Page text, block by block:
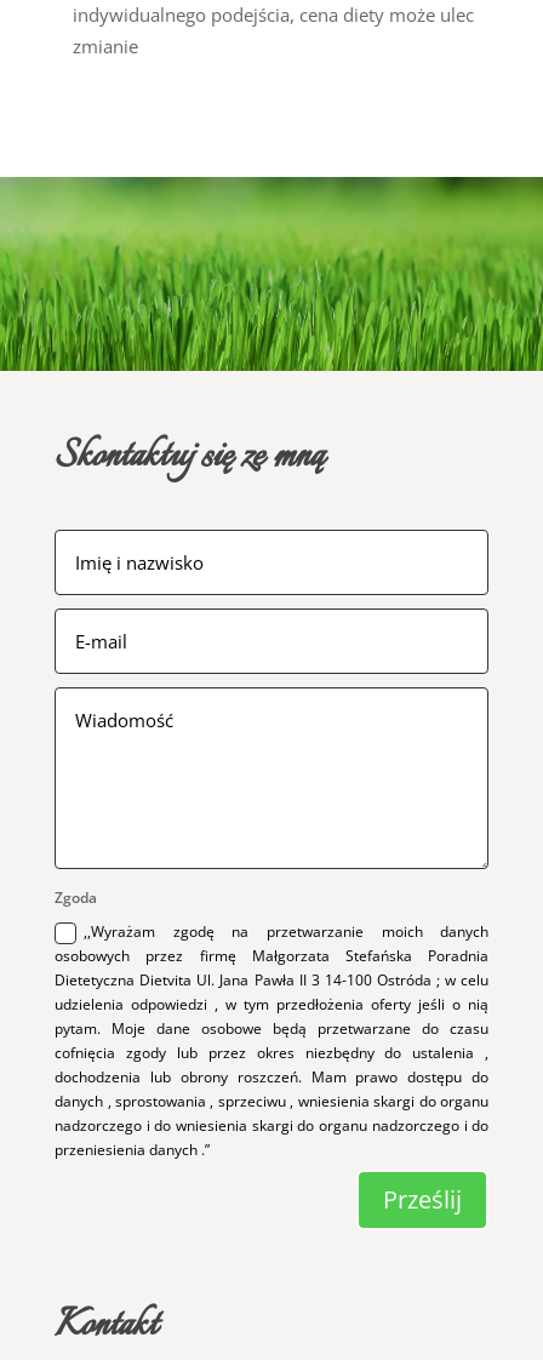
indywidualnego podejścia, cena diety może ulec
zmianie
Skontaktuj się ze mną
Zgoda
,,Wyrażam zgodę na przetwarzanie moich danych
osobowych przez firmę Małgorzata Stefańska Poradnia
Dietetyczna Dietvita Ul. Jana Pawła II 3 14-100 Ostróda ; w celu
udzielenia odpowiedzi , w tym przedłożenia oferty jeśli o nią
pytam. Moje dane osobowe będą przetwarzane do czasu
cofnięcia zgody lub przez okres niezbędny do ustalenia ,
dochodzenia lub obrony roszczeń. Mam prawo dostępu do
danych , sprostowania , sprzeciwu , wniesienia skargi do organu
nadzorczego i do wniesienia skargi do organu nadzorczego i do
przeniesienia danych .”
Prześlij
Kontakt